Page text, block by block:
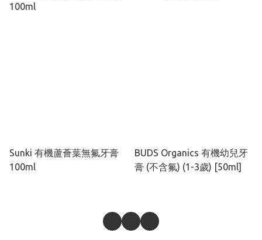
100ml
Sunki 有機蘆薈葉無氟牙膏
100ml
BUDS Organics 有機幼兒牙
膏 (不含氟) (1-3歲) [50ml]